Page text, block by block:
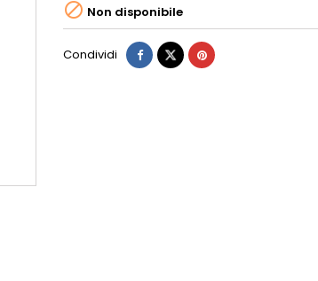
 Non disponibile
Condividi